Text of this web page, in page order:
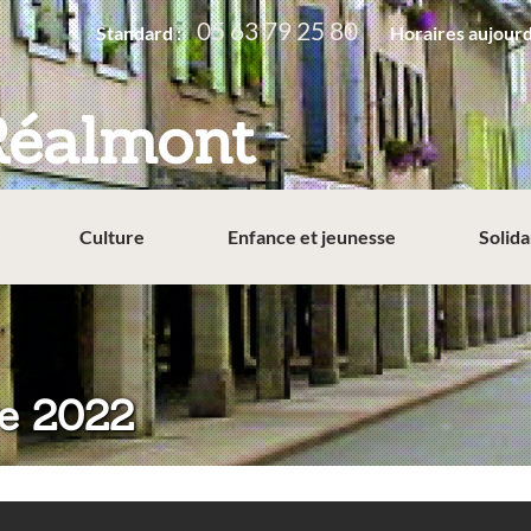
Standard : 05 63 79 25 80 Horaires
Culture Enfance et jeunesse
2022